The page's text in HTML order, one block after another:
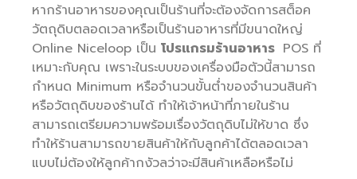
หากร้านอาหารของคุณเป็นร้านที่จะต้องจัดการสต็อค
วัตถุดิบตลอดเวลาหรือเป็นร้านอาหารที่มีขนาดใหญ่
Online Niceloop เป็น โปรแกรมร้านอาหาร POS ที่
เหมาะกับคุณ เพราะในระบบของเครื่องมือตัวนี้สามารถ
กำหนด Minimum หรือจำนวนขั้นต่ำของจำนวนสินค้า
หรือวัตถุดิบของร้านได้ ทำให้เจ้าหน้าที่ภายในร้าน
สามารถเตรียมความพร้อมเรื่องวัตถุดิบไม่ให้ขาด ซึ่ง
ทำให้ร้านสามารถขายสินค้าให้กับลูกค้าได้ตลอดเวลา
แบบไม่ต้องให้ลูกค้ากงัวลว่าจะมีสินค้าเหลือหรือไม่